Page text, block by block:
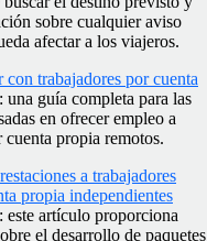
sobre cualquier aviso
afectar a los viajeros.
trabajadores por cuenta
: una guía completa para las
en ofrecer empleo a
cuenta propia remotos.
a trabajadores
propia independientes
: este artículo proporciona
el desarrollo de paquetes